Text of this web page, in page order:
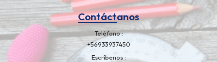
Contáctanos
Teléfono
+56933937450
Escríbenos